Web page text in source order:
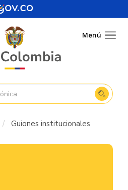
Menú
Guiones institucionales